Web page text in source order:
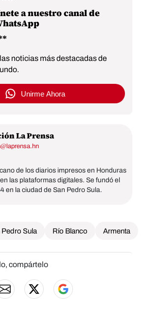
a nuestro canal de
noticias más destacadas de
Unirme Ahora
La Prensa
de los diarios impresos en Honduras
las plataformas digitales. Se fundó el
en la ciudad de San Pedro Sula.
Pedro Sula Río Blanco Armenta
compártelo